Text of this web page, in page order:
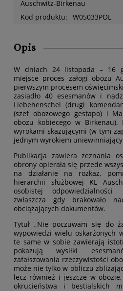
Auschwitz-Birkenau
Kod produktu:
W05033POL
Opis
W dniach 24 listopada – 16
miejsce proces załogi obozu
pierwszym procesem
zasiadło 40 esesmanów i
Liebehenschel (drugi
(szef obozowego gestapo) i
obozu kobiecego w Birkenau).
wyrokami skazującymi (w tym
jednym wyrokiem
Publikacja zawiera zeznania
obrony opierała się przede
na działanie na rozkaz,
hierarchii służbowej KL
osobistej
zwłaszcza gdy brakowało
obciążających dokumentów.
Tytuł „Nie poczuwam się do
wypowiedzi wielu oskarżonych
te same w sobie zawierają
pokazują wysiłki
zafałszowania rzeczywistości
może nie tylko w obliczu
lecz również i jeszcze w
okrucieństwa i bestialskich